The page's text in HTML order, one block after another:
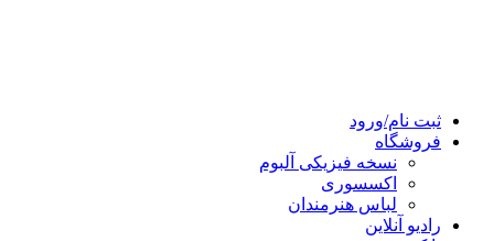
ثبت نام/ورود
فروشگاه
نسخه فیزیکی آلبوم
اکسسوری
لباس هنرمندان
رادیو آنلاین